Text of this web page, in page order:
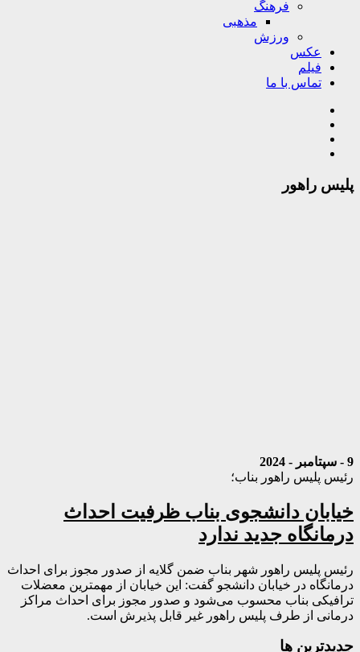
فرهنگ
مذهبی
ورزش
عکس
فیلم
تماس با ما
پلیس راهور
9 - سپتامبر - 2024
رئیس پلیس راهور بناب؛
خیابان دانشجوی بناب ظرفیت احداث
درمانگاه جدید ندارد
رئیس پلیس راهور شهر بناب ضمن گلایه از صدور مجوز برای احداث
درمانگاه در خیابان دانشجو گفت: این خیابان از مهمترین معضلات
ترافیکی بناب محسوب می‌شود و صدور مجوز برای احداث مراکز
درمانی از طرف پلیس راهور غیر قابل پذیرش است.
جديدترين ها